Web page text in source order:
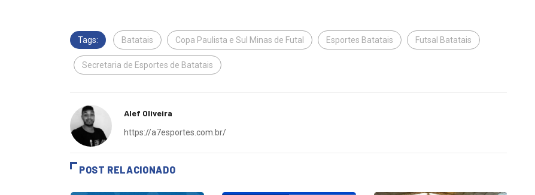
Tags: Batatais Copa Paulista e Sul Minas de Futal Esportes Batatais Futsal Batatais
Secretaria de Esportes de Batatais
Alef Oliveira
https://a7esportes.com.br/
POST RELACIONADO